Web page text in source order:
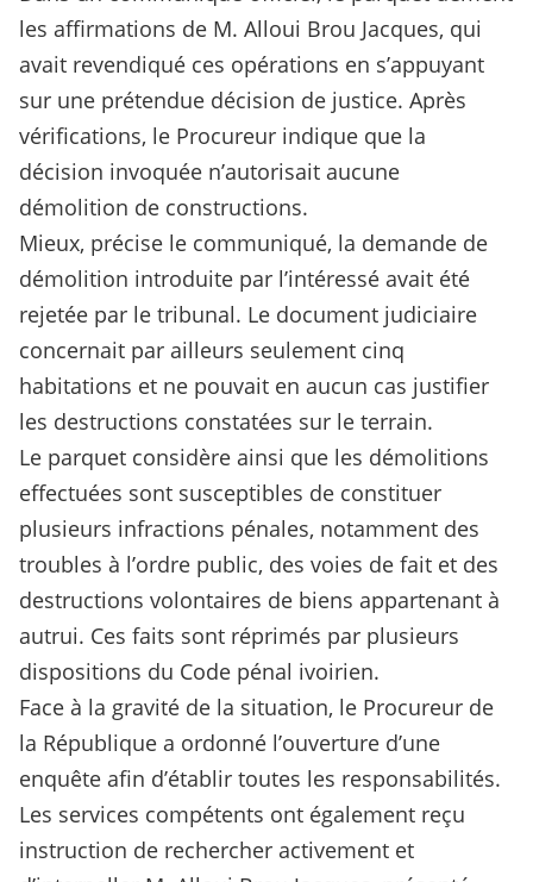
les affirmations de M. Alloui Brou Jacques, qui
avait revendiqué ces opérations en s’appuyant
sur une prétendue décision de justice. Après
vérifications, le Procureur indique que la
décision invoquée n’autorisait aucune
démolition de constructions.
Mieux, précise le communiqué, la demande de
démolition introduite par l’intéressé avait été
rejetée par le tribunal. Le document judiciaire
concernait par ailleurs seulement cinq
habitations et ne pouvait en aucun cas justifier
les destructions constatées sur le terrain.
Le parquet considère ainsi que les démolitions
effectuées sont susceptibles de constituer
plusieurs infractions pénales, notamment des
troubles à l’ordre public, des voies de fait et des
destructions volontaires de biens appartenant à
autrui. Ces faits sont réprimés par plusieurs
dispositions du Code pénal ivoirien.
Face à la gravité de la situation, le Procureur de
la République a ordonné l’ouverture d’une
enquête afin d’établir toutes les responsabilités.
Les services compétents ont également reçu
instruction de rechercher activement et